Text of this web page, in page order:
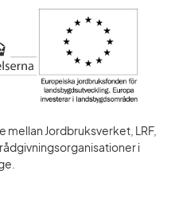
Jordbruksverket, LRF,
i